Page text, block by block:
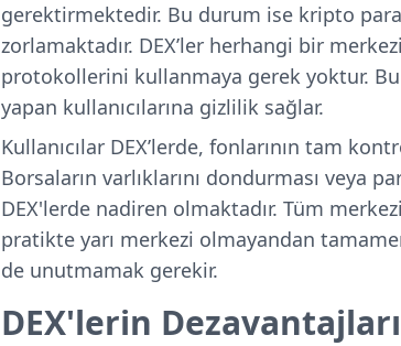
gerektirmektedir. Bu durum ise kripto
zorlamaktadır. DEX’ler herhangi bir
protokollerini kullanmaya gerek yoktur.
yapan kullanıcılarına gizlilik sağlar.
Kullanıcılar DEX’lerde, fonlarının tam
Borsaların varlıklarını dondurması veya
DEX'lerde nadiren olmaktadır. Tüm
pratikte yarı merkezi olmayandan
de unutmamak gerekir.
DEX'lerin Dezavantajları